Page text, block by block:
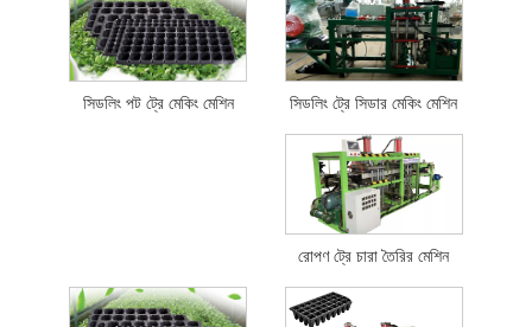
সিডলিং পট ট্রে মেকিং মেশিন সিডলিং ট্রে সিডার মেকিং মেশিন
রোপণ ট্রে চারা তৈরির মেশিন